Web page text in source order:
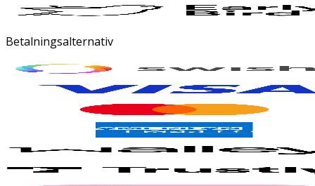
Betalningsalternativ